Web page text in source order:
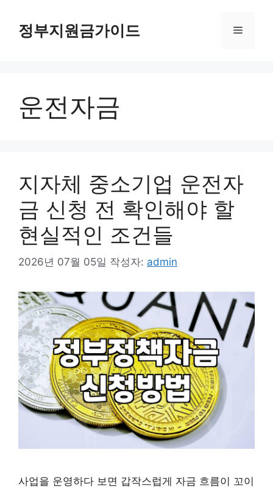
정부지원금가이드 메
운전자금
지자체 중소기업 운전자
금 신청 전 확인해야 할
현실적인 조건들
2026년 07월 05일 작성자: admin
사업을 운영하다 보면 갑작스럽게 자금 흐름이 꼬이